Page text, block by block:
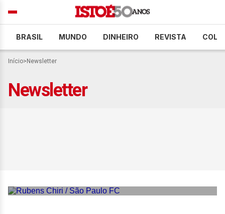
BRASIL MUNDO DINHEIRO REVISTA
Início> Newsletter
Newsletter